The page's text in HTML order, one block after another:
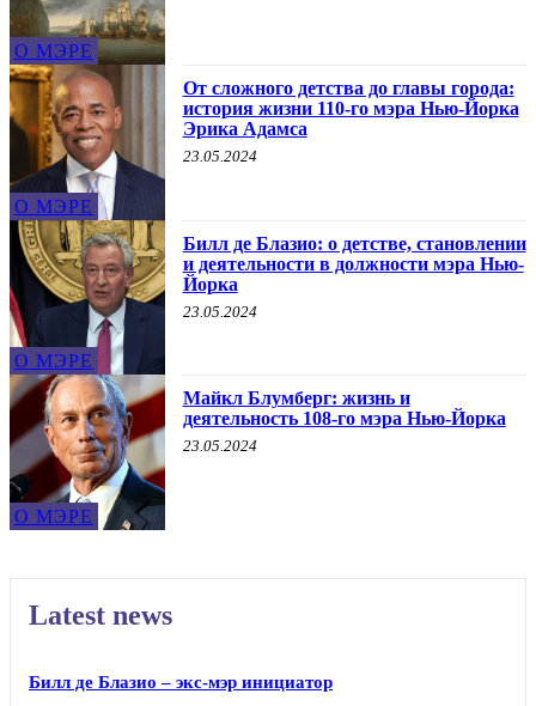
О МЭРЕ
О МЭРЕ
От сложного детства до главы города:
история жизни 110-го мэра Нью-Йорка
Эрика Адамса
23.05.2024
О МЭРЕ
Билл де Блазио: о детстве, становлении
и деятельности в должности мэра Нью-
Йорка
23.05.2024
О МЭРЕ
Майкл Блумберг: жизнь и
деятельность 108-го мэра Нью-Йорка
23.05.2024
Latest news
Билл де Блазио – экс-мэр инициатор